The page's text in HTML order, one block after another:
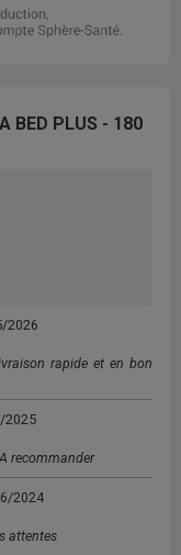
BED PLUS - 180
2026
rapide et en bon
2025
recommander
2024
attentes